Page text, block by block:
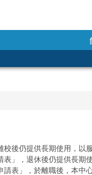
後仍提供長期使用，以服
」，退休後仍提供長期
表」，於離職後，本中